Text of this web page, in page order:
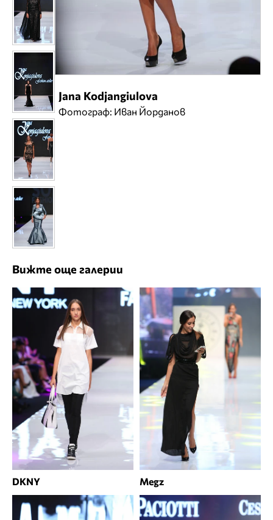
Jana Kodjangiulova
Фотограф: Иван Йорданов
Вижте още галерии
DKNY Megz